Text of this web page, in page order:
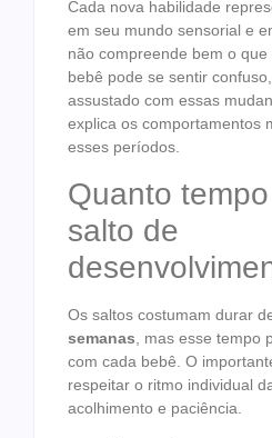
Cada nova habilidade
em seu mundo sensorial e
não compreende bem o
bebê pode se sentir
assustado com essas
explica os comportamentos
esses períodos.
Quanto
salto de
Os saltos costumam durar
semanas , mas esse tempo
com cada bebê. O
respeitar o ritmo individual
acolhimento e paciência.